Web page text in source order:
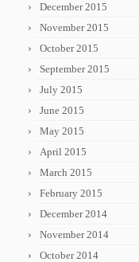
December 2015
November 2015
October 2015
September 2015
July 2015
June 2015
May 2015
April 2015
March 2015
February 2015
December 2014
November 2014
October 2014